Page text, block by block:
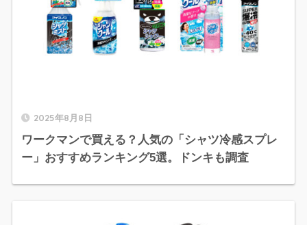
2025年8月8日
ワークマンで買える？人気の「シャツ冷感スプレ
ー」おすすめランキング5選。ドンキも調査